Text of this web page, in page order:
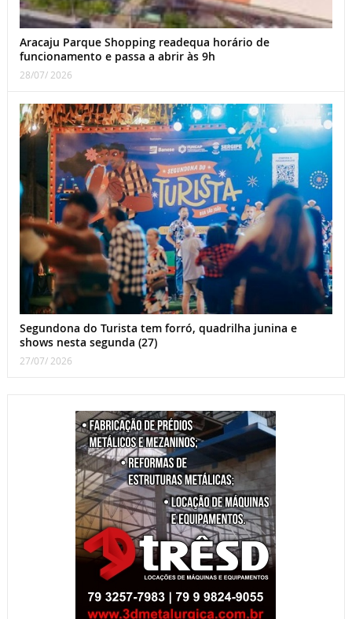
Aracaju Parque Shopping readequa horário de
funcionamento e passa a abrir às 9h
28/07/ 2026
Segundona do Turista tem forró, quadrilha junina e
shows nesta segunda (27)
27/07/ 2026